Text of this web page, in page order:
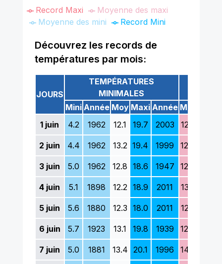
Record Maxi
Moyenne des maxi
Moyenne des mini
Record Mini
Découvrez les records de
températures par mois:
JOURS
TEMPÉRATURES
MINIMALES
Mini Année Moy Maxi Année Mini
1 juin 4.2 1962 12.1 19.7 2003 12.5
2 juin 4.4 1962 13.2 19.4 1999 12.8
3 juin 5.0 1962 12.8 18.6 1947 12.9
4 juin 5.1 1898 12.2 18.9 2011 13.3
5 juin 5.6 1880 12.3 18.0 2011 12.5
6 juin 5.7 1923 13.1 19.8 1939 12.9
7 juin 5.0 1881 13.4 20.1 1996 14.6